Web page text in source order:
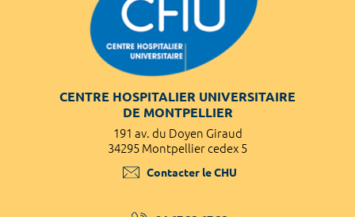
CENTRE HOSPITALIER UNIVERSITAIRE
DE MONTPELLIER
191 av. du Doyen Giraud
34295 Montpellier cedex 5
Contacter le CHU